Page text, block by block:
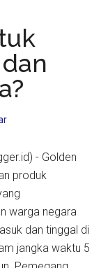
- Golden
produk
warga negara
dan tinggal di
jangka waktu 5